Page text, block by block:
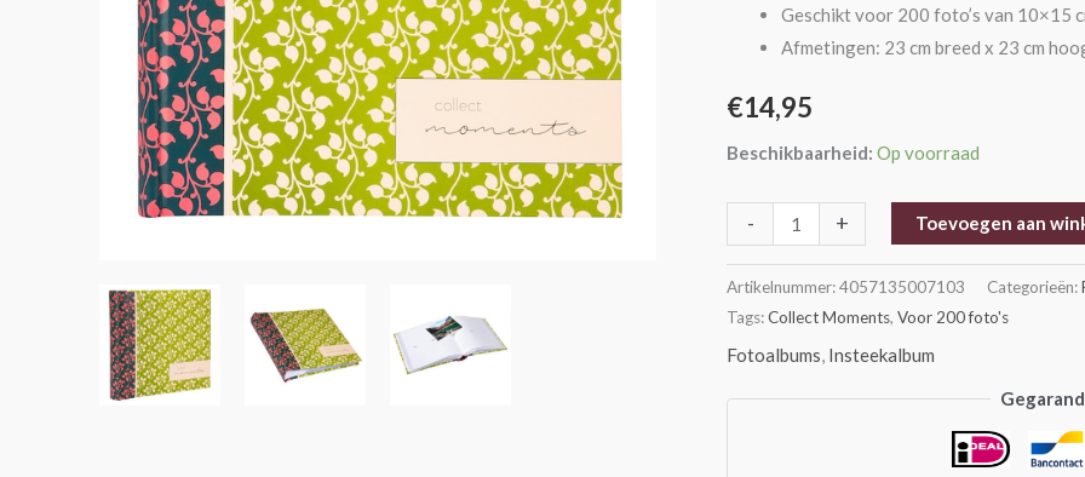
Geschikt voor 200 foto’s van 10×15
Afmetingen: 23 cm breed x 23 cm
€14,95
Beschikbaarheid: Op voorraad
-
Groen
aantal
+ Toevoegen aan
Artikelnummer:4057135007103 Categorieën:
Tags:Collect Moments, Voor 200 foto's
Fotoalbums, Insteekalbum